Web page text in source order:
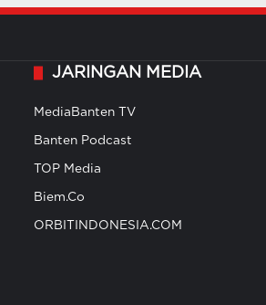
JARINGAN MEDIA
MediaBanten TV
Banten Podcast
TOP Media
Biem.Co
ORBITINDONESIA.COM